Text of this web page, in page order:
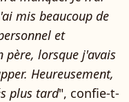
mis beaucoup de
et
père, lorsque j'avais
Heureusement,
plus tard", confie-t-